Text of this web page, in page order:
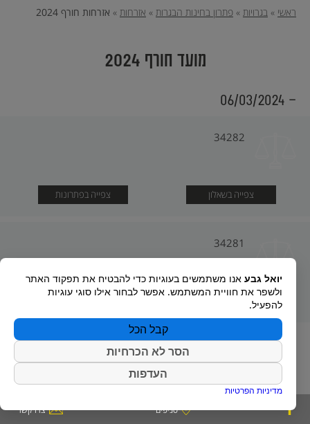
ראשי » בגרויות » פתרון בחינות הבגרות » אזרחות » אזרחות חורף 2024
מועד חורף 2024
- 06/03/2024
34282
צפייה בשאלון צפייה בפתרונות
34281
צפייה בשאלון
סניפים צרו קשר
יואל גבע אנו משתמשים בעוגיות כדי להבטיח את תפקוד האתר
ולשפר את חוויית המשתמש. אפשר לבחור אילו סוגי עוגיות
להפעיל.
קבל הכל
הסר לא הכרחיות
העדפות
מדיניות הפרטיות